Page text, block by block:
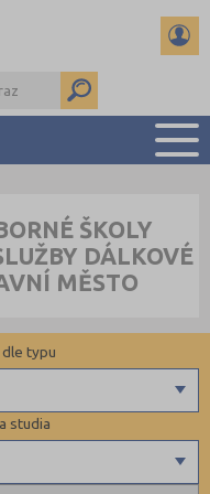
NA PŘIJÍMAČKY
KALENDÁŘ AKCÍ
DRUHY ŠKOL
ŠKOLY
DÁLKOVÉ
MĚSTO
studia
typu